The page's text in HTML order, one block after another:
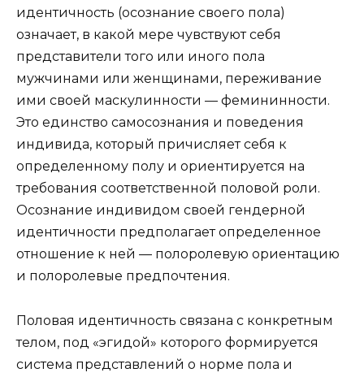
идентичность (осознание своего пола)
означает, в какой мере чувствуют себя
представители того или иного пола
мужчинами или женщинами, переживание
ими своей маскулинности — фемининности.
Это единство самосознания и поведения
индивида, который причисляет себя к
определенному полу и ориентируется на
требования соответственной половой роли.
Осознание индивидом своей гендерной
идентичности предполагает определенное
отношение к ней — полоролевую ориентацию
и полоролевые предпочтения.
Половая идентичность связана с конкретным
телом, под «эгидой» которого формируется
система представлений о норме пола и